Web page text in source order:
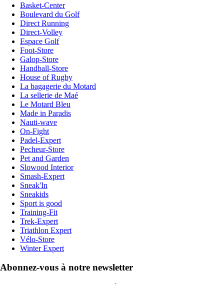
Basket-Center
Boulevard du Golf
Direct Running
Direct-Volley
Espace Golf
Foot-Store
Galop-Store
Handball-Store
House of Rugby
La bagagerie du Motard
La sellerie de Maé
Le Motard Bleu
Made in Paradis
Nauti-wave
On-Fight
Padel-Expert
Pecheur-Store
Pet and Garden
Slowood Interior
Smash-Expert
Sneak'In
Sneakids
Sport is good
Training-Fit
Trek-Expert
Triathlon Expert
Vélo-Store
Winter Expert
Abonnez-vous à notre newsletter